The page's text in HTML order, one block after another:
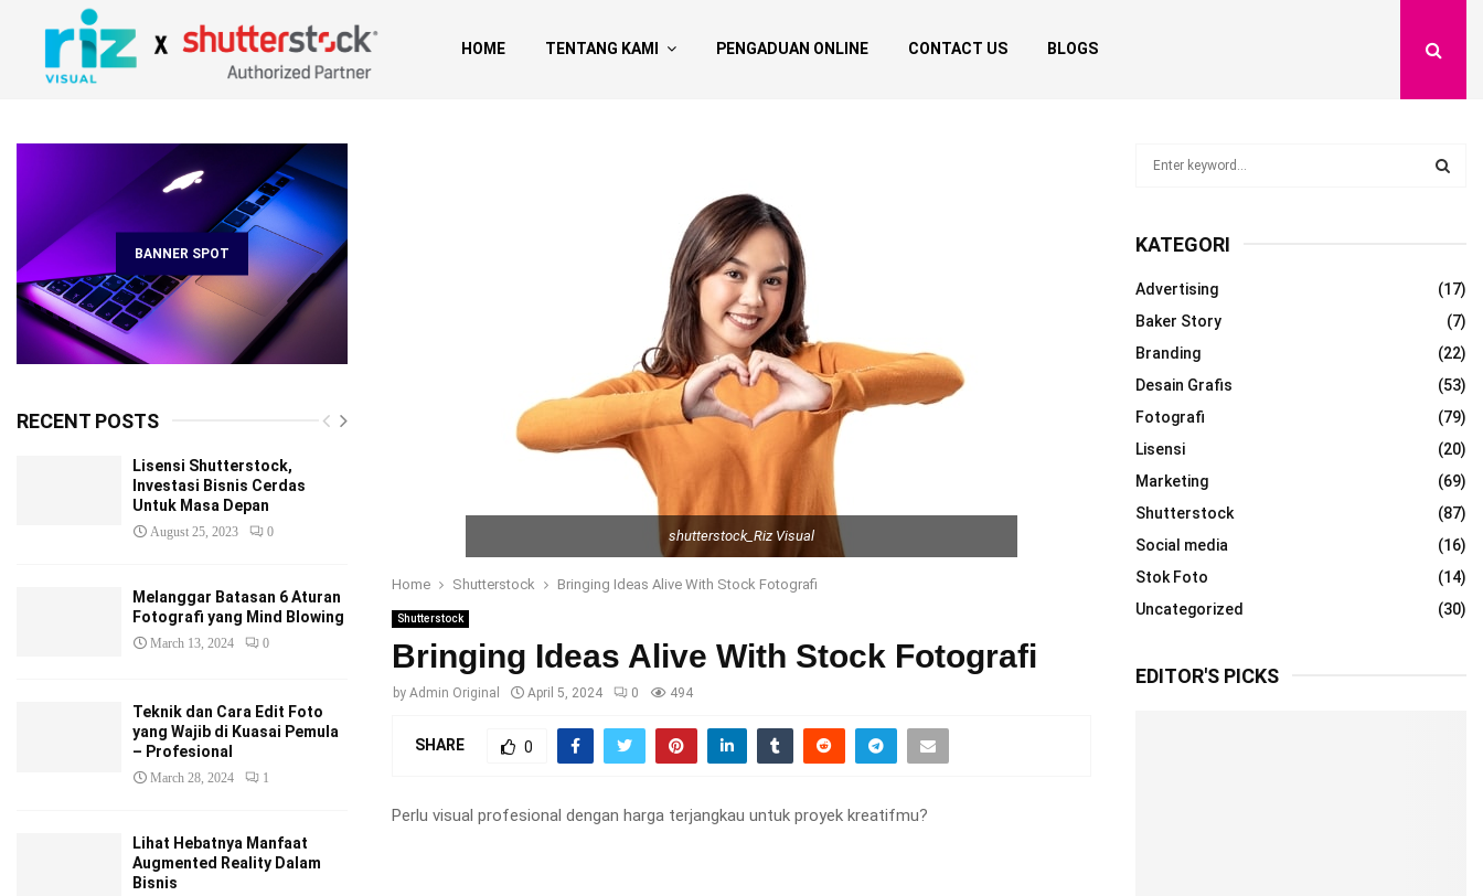
HOME TENTANG KAMI PENGADUAN ONLINE CONTACT US BLOGS
shutterstock_Riz Visual
Home Shutterstock Bringing Ideas Alive With Stock Fotografi
Shutterstock
Bringing Ideas Alive With Stock Fotografi
by Admin Original April 5, 2024 0 494
SHARE 0
Perlu visual profesional dengan harga terjangkau untuk proyek kreatifmu?
BANNER SPOT
RECENT POSTS
Lisensi Shutterstock,
Investasi Bisnis Cerdas
Untuk Masa Depan
August 25, 2023 0
Melanggar Batasan 6 Aturan
Fotografi yang Mind Blowing
March 13, 2024 0
Teknik dan Cara Edit Foto
yang Wajib di Kuasai Pemula
– Profesional
March 28, 2024 1
Lihat Hebatnya Manfaat
Augmented Reality Dalam
Bisnis
c
f
o
:
A
R
C
H
KATEGORI
Advertising
(17)
Baker Story
(7)
Branding
(22)
Desain Grafis
(53)
Fotografi
(79)
Lisensi
(20)
Marketing
(69)
Shutterstock
(87)
Social media
(16)
Stok Foto
(14)
Uncategorized
(30)
EDITOR'S PICKS